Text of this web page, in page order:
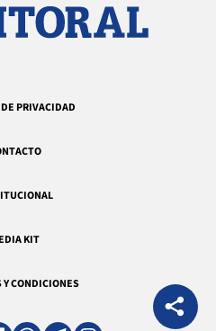
PRIVACIDAD
KIT
CONDICIONES